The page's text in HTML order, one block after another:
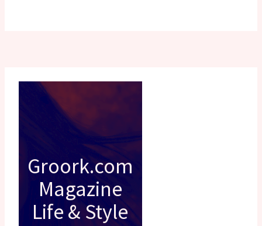
Groork.com
Magazine
Life & Style